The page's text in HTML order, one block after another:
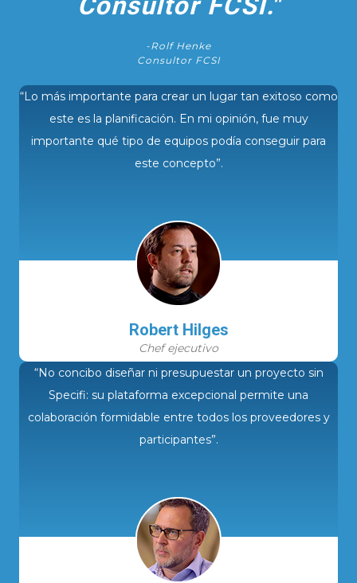
-Rolf Henke
Consultor FCSI
“Lo más importante para crear un lugar tan exitoso como
este es la planificación. En mi opinión, fue muy
importante qué tipo de equipos podía conseguir para
este concepto”.
Robert Hilges
Chef ejecutivo
“No concibo diseñar ni presupuestar un proyecto sin
Specifi: su plataforma excepcional permite una
colaboración formidable entre todos los proveedores y
participantes”.